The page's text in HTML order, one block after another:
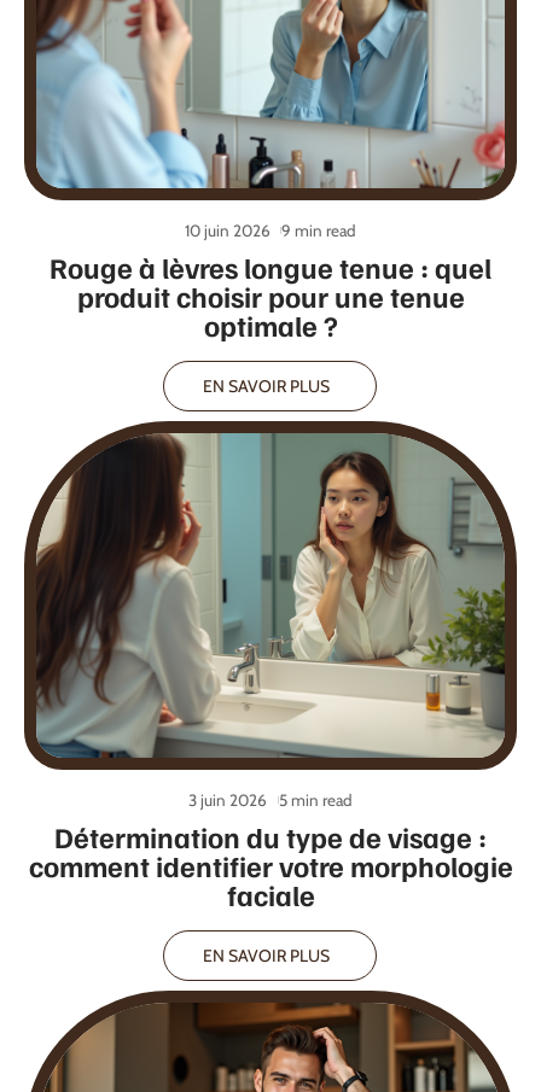
Rouge à lèvres longue tenue : quel
produit choisir pour une tenue
optimale ?
10 juin 2026 9 min read
EN SAVOIR PLUS
Détermination du type de visage :
comment identifier votre morphologie
faciale
3 juin 2026 5 min read
EN SAVOIR PLUS